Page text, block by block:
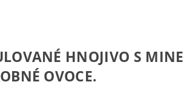
HNOJIVO S
OVOCE.